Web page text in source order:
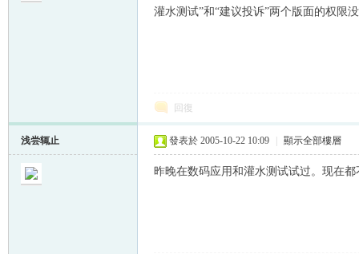
灌水测试”和“建议投诉”两个版面的权限
回復
浅尝辄止 發表於 2005-10-22 10:09 顯示全部樓層
昨晚在数码应用和灌水测试试过。现在都